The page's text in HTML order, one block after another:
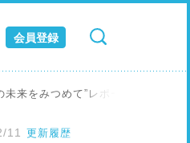
会員登録キャンセル
来をみつめて”レポート
11 更新履歴